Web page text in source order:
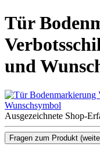
Tür
und
Ausgezeichnete Shop-
Fragen zum Produkt